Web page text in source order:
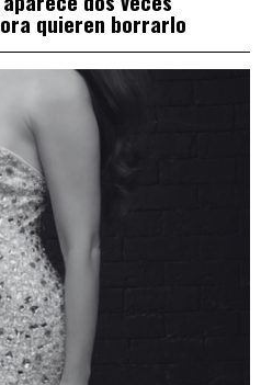
quieren borrarlo